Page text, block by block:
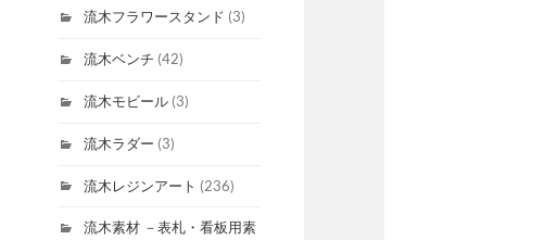
流木フラワースタンド (3)
流木ベンチ (42)
流木モビール(3)
流木ラダー (3)
流木レジンアート (236)
流木素材 －表札・看板用素